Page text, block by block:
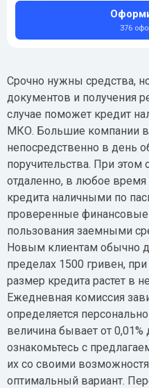
376
Срочно нужны средства,
документов и получения
случае поможет кредит
МКО. Большие компании
непосредственно в день
поручительства. При
отдаленно, в любое время
кредита наличными по
проверенные
пользования заемными
Новым клиентам обычно
пределах 1500 гривен,
размер кредита растет в
Ежедневная комиссия
определяется
величина бывает от 0,01%
ознакомьтесь с
их со своими
оптимальный вариант.